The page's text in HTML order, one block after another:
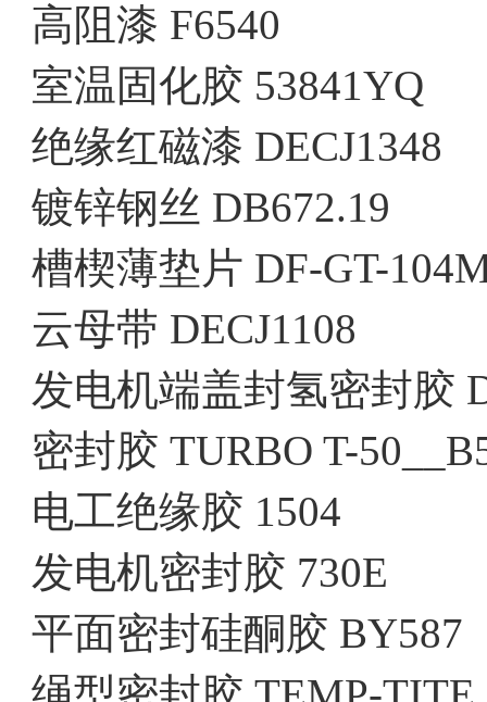
高阻漆 F6540
室温固化胶 53841YQ
绝缘红磁漆 DECJ1348
镀锌钢丝 DB672.19
槽楔薄垫片 DF-GT-
云母带 DECJ1108
发电机端盖封氢密封胶
密封胶 TURBO T-
电工绝缘胶 1504
发电机密封胶 730E
平面密封硅酮胶 BY587